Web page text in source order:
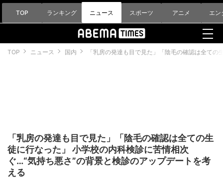
TOP ランキング ニュース スポーツ アニメ エン
TOP ニュース 国内 「乳房の発達も目で見た」「陰毛の確認は全て
「乳房の発達も目で見た」「陰毛の確認は全ての生
徒に行なった」 小学校の内科検診に苦情相次
ぐ…“気持ち悪さ”の背景と検診のアップデートを考
える